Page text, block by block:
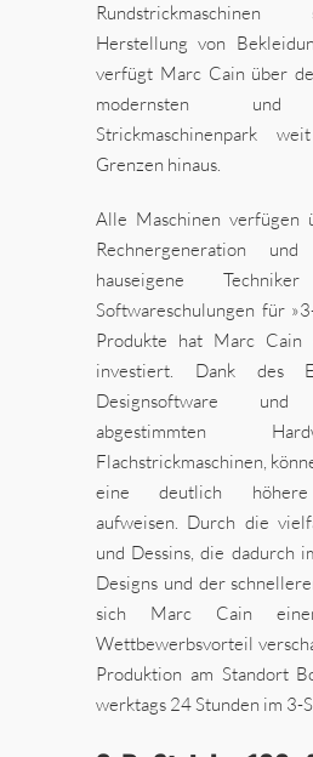
Herstellung von
verfügt Marc Cain über
modernsten und
Strickmaschinenpark
Grenzen hinaus.
Alle Maschinen verfügen
Rechnergeneration
hauseigene
Softwareschulungen für
Produkte hat Marc Cain
investiert. Dank des
Designsoftware
abgestimmten
Flachstrickmaschinen,
eine deutlich höhere
aufweisen. Durch die
und Dessins, die dadurch
Designs und der
sich Marc Cain
Wettbewerbsvorteil
Produktion am Standort
werktags 24 Stunden im 3-